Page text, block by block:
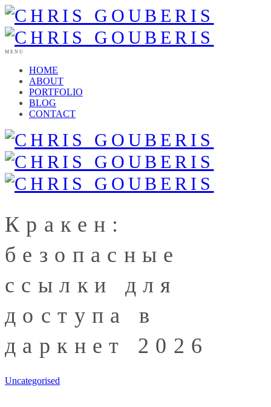
MENU
HOME
ABOUT
PORTFOLIO
BLOG
CONTACT
Кракен:
безопасные
ссылки для
доступа в
даркнет 2026
Uncategorised